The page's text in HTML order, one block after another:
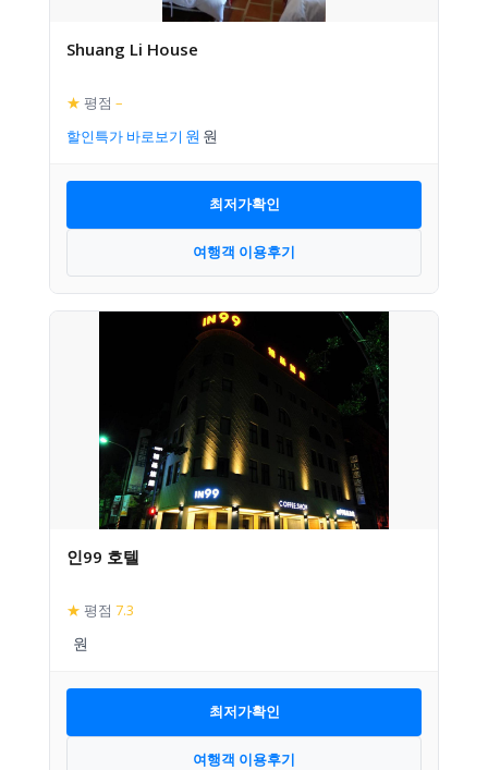
Shuang Li House
★ 평점 –
할인특가 바로보기
최저가확인
여행객 이용후기
인99 호텔
★ 평점 7.3
최저가확인
여행객 이용후기